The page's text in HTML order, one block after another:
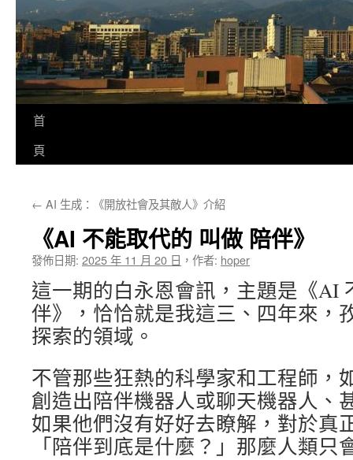
跳
要
容
首
頁
← AI 生成：《開放社會及其敵人》介紹
《AI 不能取代的 叫做 陪伴》
發佈日期: 2025 年 11 月 20 日 ， 作者: hoper
這一期的白永恩會訊，主題是《AI
伴》，恰恰就是我這三、四年來，
探索的領域。
不管那些狂熱的科學家和工程師，
創造出陪伴機器人或聊天機器人、
如果他們沒有好好去瞭解，對於真
「陪伴到底是什麼？」那麼人類只